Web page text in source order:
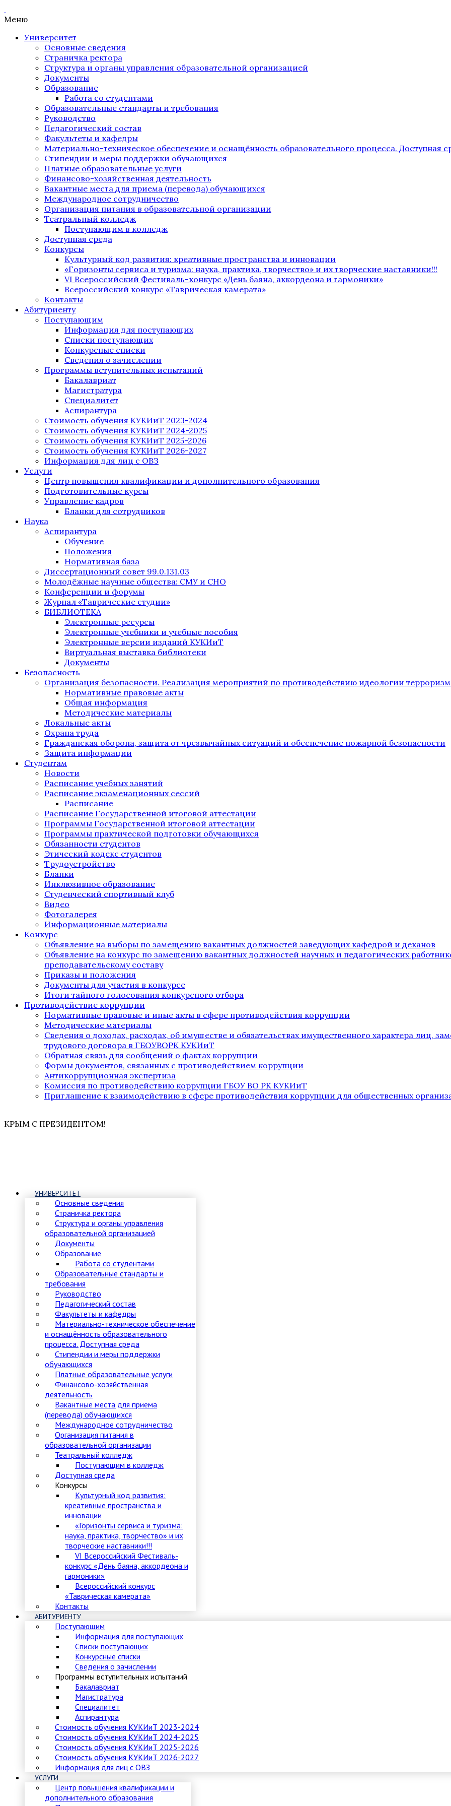
Меню
Университет
Основные сведения
Страничка ректора
Структура и органы управления образовательной организацией
Документы
Образование
Работа со студентами
Образовательные стандарты и требования
Руководство
Педагогический состав
Факультеты и кафедры
Материально-техническое обеспечение и оснащённость образовательного процесса. Доступная
Стипендии и меры поддержки обучающихся
Платные образовательные услуги
Финансово-хозяйственная деятельность
Вакантные места для приема (перевода) обучающихся
Международное сотрудничество
Организация питания в образовательной организации
Театральный колледж
Поступающим в колледж
Доступная среда
Конкурсы
Культурный код развития: креативные пространства и инновации
«Горизонты сервиса и туризма: наука, практика, творчество» и их творческие наставники!!!
VI Всероссийский Фестиваль-конкурс «День баяна, аккордеона и гармоники»
Всероссийский конкурс «Таврическая камерата»
Контакты
Абитуриенту
Поступающим
Информация для поступающих
Списки поступающих
Конкурсные списки
Сведения о зачислении
Программы вступительных испытаний
Бакалавриат
Магистратура
Специалитет
Аспирантура
Стоимость обучения КУКИиТ 2023-2024
Стоимость обучения КУКИиТ 2024-2025
Стоимость обучения КУКИиТ 2025-2026
Стоимость обучения КУКИиТ 2026-2027
Информация для лиц с ОВЗ
Услуги
Центр повышения квалификации и дополнительного образования
Подготовительные курсы
Управление кадров
Бланки для сотрудников
Наука
Аспирантура
Обучение
Положения
Нормативная база
Диссертационный совет 99.0.131.03
Молодёжные научные общества: СМУ и СНО
Конференции и форумы
Журнал «Таврические студии»
БИБЛИОТЕКА
Электронные ресурсы
Электронные учебники и учебные пособия
Электронные версии изданий КУКИиТ
Виртуальная выставка библиотеки
Документы
Безопасность
Организация безопасности. Реализация мероприятий по противодействию идеологии
Нормативные правовые акты
Общая информация
Методические материалы
Локальные акты
Охрана труда
Гражданская оборона, защита от чрезвычайных ситуаций и обеспечение пожарной безопасности
Защита информации
Студентам
Новости
Расписание учебных занятий
Расписание экзаменационных сессий
Расписание
Расписание Государственной итоговой аттестации
Программы Государственной итоговой аттестации
Программы практической подготовки обучающихся
Обязанности студентов
Этический кодекс студентов
Трудоустройство
Бланки
Инклюзивное образование
Студенческий спортивный клуб
Видео
Фотогалерея
Информационные материалы
Конкурс
Объявление на выборы по замещению вакантных должностей заведующих кафедрой и деканов
Объявление на конкурс по замещению вакантных должностей научных и педагогических
преподавательскому составу
Приказы и положения
Документы для участия в конкурсе
Итоги тайного голосования конкурсного отбора
Противодействие коррупции
Нормативные правовые и иные акты в сфере противодействия коррупции
Методические материалы
Сведения о доходах, расходах, об имуществе и обязательствах имущественного характера лиц,
трудового договора в ГБОУВОРК КУКИиТ
Обратная связь для сообщений о фактах коррупции
Формы документов, связанных с противодействием коррупции
Антикоррупционная экспертиза
Комиссия по противодействию коррупции ГБОУ ВО РК КУКИиТ
Приглашение к взаимодействию в сфере противодействия коррупции для общественных
КРЫМ С ПРЕЗИДЕНТОМ!
УНИВЕРСИТЕТ
Основные сведения
Страничка ректора
Структура и органы управления
образовательной организацией
Документы
Образование
Работа со студентами
Образовательные стандарты и
требования
Руководство
Педагогический состав
Факультеты и кафедры
Материально-техническое обеспечение
и оснащённость образовательного
процесса. Доступная среда
Стипендии и меры поддержки
обучающихся
Платные образовательные услуги
Финансово-хозяйственная
деятельность
Вакантные места для приема
(перевода) обучающихся
Международное сотрудничество
Организация питания в
образовательной организации
Театральный колледж
Поступающим в колледж
Доступная среда
Конкурсы
Культурный код развития:
креативные пространства и
инновации
«Горизонты сервиса и туризма:
наука, практика, творчество» и их
творческие наставники!!!
VI Всероссийский Фестиваль-
конкурс «День баяна, аккордеона и
гармоники»
Всероссийский конкурс
«Таврическая камерата»
Контакты
АБИТУРИЕНТУ
Поступающим
Информация для поступающих
Списки поступающих
Конкурсные списки
Сведения о зачислении
Программы вступительных испытаний
Бакалавриат
Магистратура
Специалитет
Аспирантура
Стоимость обучения КУКИиТ 2023-2024
Стоимость обучения КУКИиТ 2024-2025
Стоимость обучения КУКИиТ 2025-2026
Стоимость обучения КУКИиТ 2026-2027
Информация для лиц с ОВЗ
УСЛУГИ
Центр повышения квалификации и
дополнительного образования